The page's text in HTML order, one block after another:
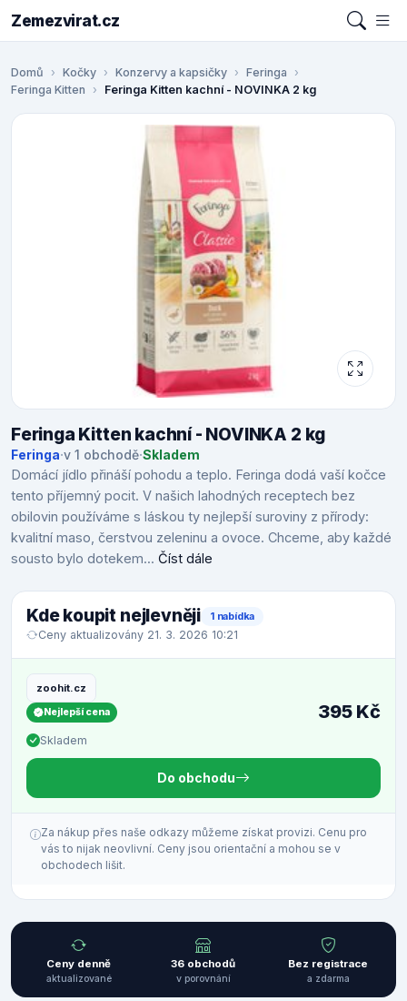
Zemezvirat.cz
Domů Kočky Konzervy a kapsičky
Feringa
Feringa Kitten
Feringa Kitten kachní - NOVINKA 2 kg
Feringa Kitten kachní - NOVINKA 2 kg
Feringa·v 1 obchodě·Skladem
Domácí jídlo přináší pohodu a teplo. Feringa dodá vaší kočce
tento příjemný pocit. V našich lahodných receptech bez
obilovin používáme s láskou ty nejlepší suroviny z přírody:
kvalitní maso, čerstvou zeleninu a ovoce. Chceme, aby každé
sousto bylo dotekem... Číst dále
Kde koupit nejlevněji 1 nabídka
Ceny aktualizovány 21. 3. 2026 10:21
zoohit.cz
Nejlepší cena
Skladem
395 Kč
Do obchodu
Za nákup přes naše odkazy můžeme získat provizi. Cenu pro
vás to nijak neovlivní. Ceny jsou orientační a mohou se v
obchodech lišit.
Ceny denně
aktualizované
36 obchodů
v porovnání
Bez registrace
a zdarma